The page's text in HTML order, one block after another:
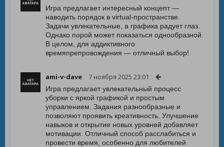
Игра предлагает интересный концепт —
наводить порядок в virtual-пространстве.
Задачи увлекательные, а графика радует глаз.
Однако порой может показаться однообразной.
В целом, для аддиктивного
времяпрепровождения — отличный выбор!
ami-v-dave 7 ноября 2025 23:01
Игра предлагает увлекательный процесс
уборки с яркой графикой и простым
управлением. Задания разнообразные и
позволяют проявить креативность. Улучшение
навыков и открытие новых уровней добавляет
мотивации. Отличный способ расслабиться и
провести время, особенно для любителей